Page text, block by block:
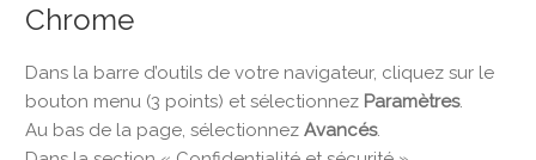
Chrome
Dans la barre d’outils de votre navigateur, cliquez sur le
bouton menu (3 points) et sélectionnez Paramètres.
Au bas de la page, sélectionnezAvancés.